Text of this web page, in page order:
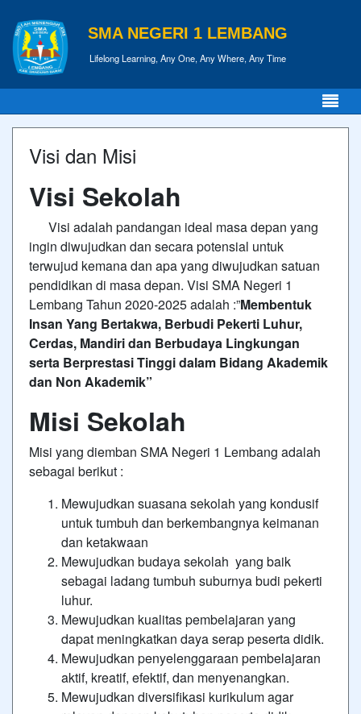
SMA NEGERI 1 LEMBANG
Lifelong Learning, Any One, Any Where, Any Time
Visi dan Misi
Visi Sekolah
Visi adalah pandangan ideal masa depan yang
ingin diwujudkan dan secara potensial untuk
terwujud kemana dan apa yang diwujudkan satuan
pendidikan di masa depan. Visi SMA Negeri 1
Lembang Tahun 2020-2025 adalah :”Membentuk
Insan Yang Bertakwa, Berbudi Pekerti Luhur,
Cerdas, Mandiri dan Berbudaya Lingkungan
serta Berprestasi Tinggi dalam Bidang Akademik
dan Non Akademik”
Misi Sekolah
Misi yang diemban SMA Negeri 1 Lembang adalah
sebagai berikut :
Mewujudkan suasana sekolah yang kondusif
untuk tumbuh dan berkembangnya keimanan
dan ketakwaan
Mewujudkan budaya sekolah yang baik
sebagai ladang tumbuh suburnya budi pekerti
luhur.
Mewujudkan kualitas pembelajaran yang
dapat meningkatkan daya serap peserta didik.
Mewujudkan penyelenggaraan pembelajaran
aktif, kreatif, efektif, dan menyenangkan.
Mewujudkan diversifikasi kurikulum agar